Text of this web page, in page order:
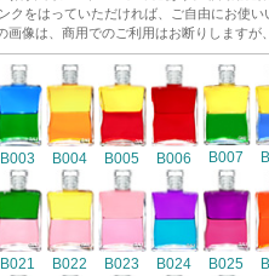
クをはっていただければ、ご自由にお使い
画像は、商用でのご利用はお断りします
B003 B004 B005 B006 B007
B021 B022 B023 B024 B025